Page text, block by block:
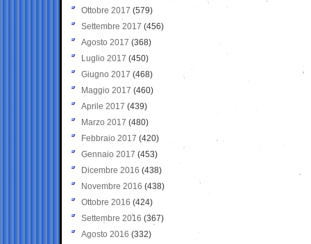
Ottobre 2017 (579)
Settembre 2017 (456)
Agosto 2017 (368)
Luglio 2017 (450)
Giugno 2017 (468)
Maggio 2017 (460)
Aprile 2017 (439)
Marzo 2017 (480)
Febbraio 2017 (420)
Gennaio 2017 (453)
Dicembre 2016 (438)
Novembre 2016 (438)
Ottobre 2016 (424)
Settembre 2016 (367)
Agosto 2016 (332)